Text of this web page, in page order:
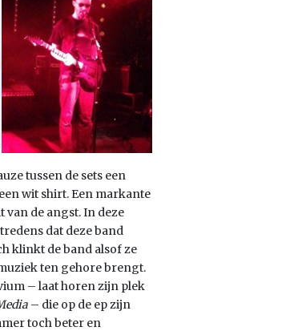
tussen de sets een
wit shirt. Een markante
van de angst. In deze
dat deze band
klinkt de band alsof ze
ten gehore brengt.
– laat horen zijn plek
– die op de ep zijn
toch beter en